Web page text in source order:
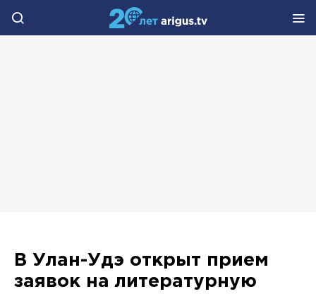
В Улан-Удэ открыт прием
заявок на литературную